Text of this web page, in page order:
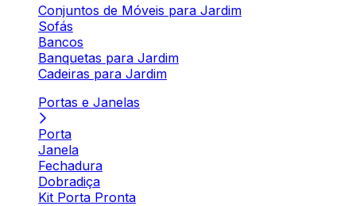
Conjuntos de Móveis para Jardim
Sofás
Bancos
Banquetas para Jardim
Cadeiras para Jardim
Portas e Janelas
Porta
Janela
Fechadura
Dobradiça
Kit Porta Pronta